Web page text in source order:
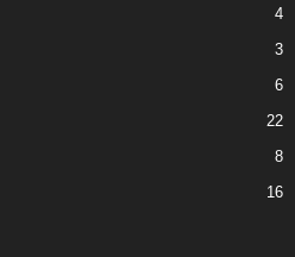
4
3
6
22
8
16